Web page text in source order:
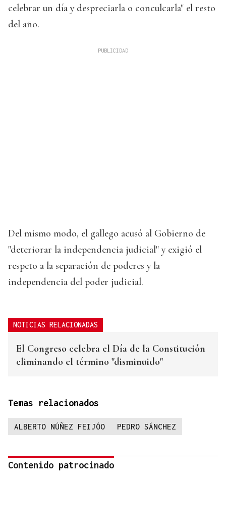
celebrar un día y despreciarla o conculcarla" el resto
del año.
Del mismo modo, el gallego acusó al Gobierno de
"deteriorar la independencia judicial" y exigió el
respeto a la separación de poderes y la
independencia del poder judicial.
NOTICIAS RELACIONADAS
El Congreso celebra el Día de la Constitución
eliminando el término "disminuido"
Temas relacionados
ALBERTO NÚÑEZ FEIJÓO PEDRO SÁNCHEZ
Contenido patrocinado